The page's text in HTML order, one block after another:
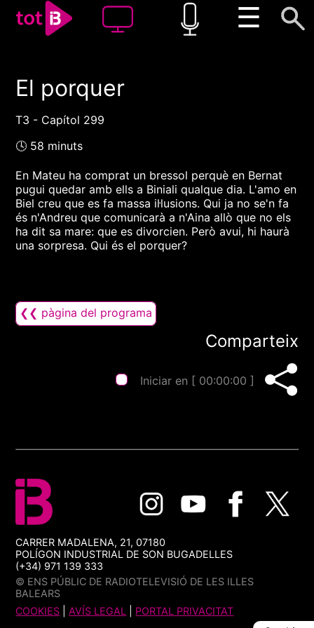
☰
00:00 00:00
1x
El porquer
T3 - Capítol 299
🕓 58 minuts
En Mateu ha comprat un bressol perquè en Bernat
pugui quedar amb ells a Biniali qualque dia. L'amo en
Biel creu que es fa massa il·lusions. Qui ja no se'n fa
és n'Andreu que comunicarà a n'Aina allò que no els
ha dit sa mare: que es divorcien. Però avui, hi haurà
una sorpresa. Qui és el porquer?
❮❮ pàgina del programa
Comparteix
Iniciar en [ 00:00:00 ]
CARRER MADALENA, 21, 07180
POLÍGON INDUSTRIAL DE SON BUGADELLES
(+34) 971 139 333
© ENS PÚBLIC DE RADIOTELEVISIÓ DE LES ILLES
BALEARS
COOKIES |AVÍS LEGAL PORTAL PRIVACITAT